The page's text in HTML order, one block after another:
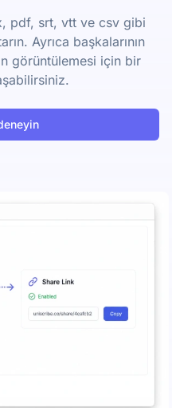
pdf, srt, vtt ve csv gibi
Ayrıca başkalarının
görüntülemesi için bir